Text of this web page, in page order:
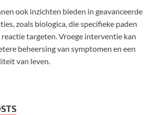
ook inzichten bieden in geavanceerde
zoals biologica, die specifieke paden
reactie targeten. Vroege interventie kan
beheersing van symptomen en een
van leven.